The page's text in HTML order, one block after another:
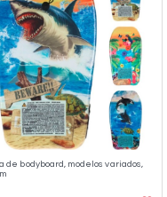
de bodyboard, modelos variados,